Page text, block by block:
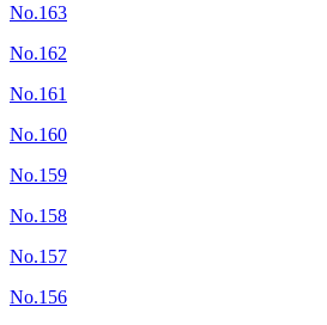
No.163
No.162
No.161
No.160
No.159
No.158
No.157
No.156